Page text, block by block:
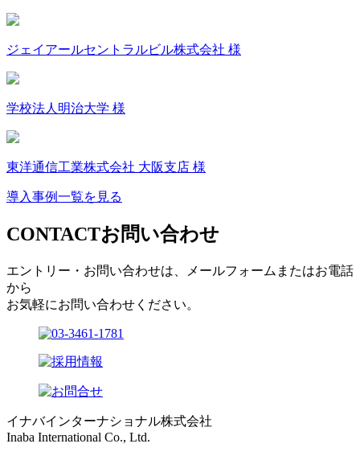
ジェイアールセントラルビル株式会社 様
学校法人明治大学 様
東洋通信工業株式会社 大阪支店 様
導入事例一覧を見る
CONTACTお問い合わせ
エントリー・お問い合わせは、メールフォームまたはお電話
から
お気軽にお問い合わせください。
イナバインターナショナル株式会社
Inaba International Co., Ltd.